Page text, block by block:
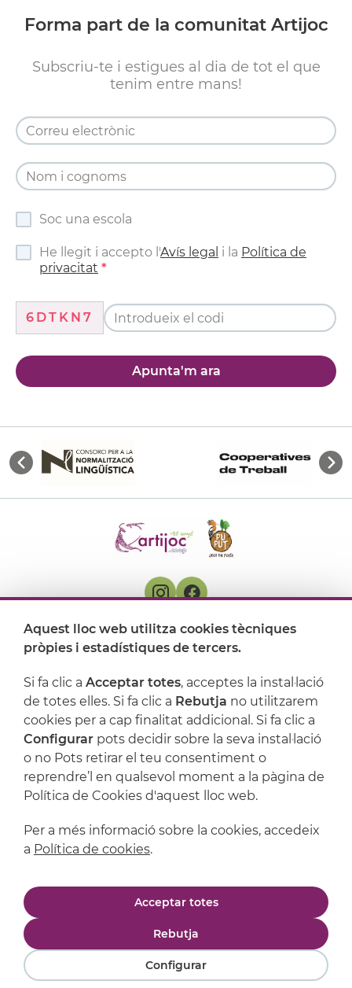
Forma part de la comunitat Artijoc
Subscriu-te i estigues al dia de tot el que
tenim entre mans!
Soc una escola
He llegit i accepto l'Avís legal i la Política de
privacitat
6DTKN7
Apunta'm ara
On ens trobem
Suport
Política de privacitat
Powered byComertis
Aquest lloc web utilitza cookies tècniques
pròpies i estadístiques de tercers.
Si fa clic a Acceptar totes, acceptes la instal·lació
de totes elles. Si fa clic a Rebutja no utilitzarem
cookies per a cap finalitat addicional. Si fa clic a
Configurar pots decidir sobre la seva instal·lació
o no Pots retirar el teu consentiment o
reprendre’l en qualsevol moment a la pàgina de
Política de Cookies d'aquest lloc web.
Per a més informació sobre la cookies, accedeix
a Política de cookies.
Acceptar totes
Rebutja
Configurar